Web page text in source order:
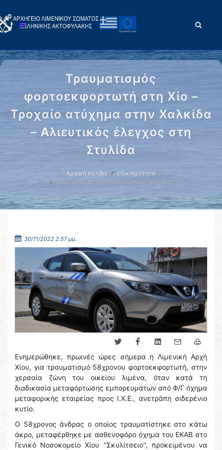
Τραυματισμός
φορτοεκφορτωτή στη Χίο –
Τροχαίο ατύχημα στην Χαλκίδα
– Αλιευτικός έλεγχος στη
Στυλίδα
Αρχική σελίδα
Επικαιρότητα
Τραυματισμός φορτοεκφορτωτή στη Χίο …
30/11/2022 2:57 μμ.
Ενημερώθηκε, πρωινές ώρες σήμερα η Λιμενική Αρχή
Χίου, για τραυματισμό 58χρονου φορτοεκφορτωτή, στην
χερσαία ζώνη του οικείου λιμένα, όταν κατά τη
διαδικασία μεταφόρτωσης εμπορευμάτων από Φ/Γ όχημα
μεταφορικής εταιρείας προς Ι.Χ.Ε., ανετράπη σιδερένιο
κυτίο.
Ο 58χρονος άνδρας o οποίος τραυματίστηκε στο κάτω
άκρο, μεταφέρθηκε με ασθενοφόρο όχημα του ΕΚΑΒ στο
Γενικό Νοσοκομείο Χίου ''Σκυλίτσειο'', προκειμένου να